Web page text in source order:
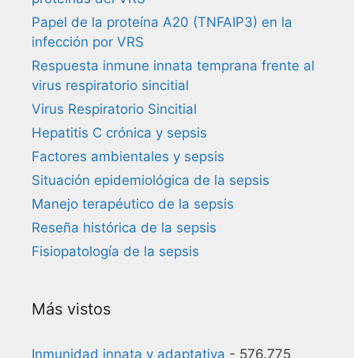
Papel de la proteína A20 (TNFAIP3) en la
infección por VRS
Respuesta inmune innata temprana frente al
virus respiratorio sincitial
Virus Respiratorio Sincitial
Hepatitis C crónica y sepsis
Factores ambientales y sepsis
Situación epidemiológica de la sepsis
Manejo terapéutico de la sepsis
Reseña histórica de la sepsis
Fisiopatología de la sepsis
Más vistos
Inmunidad innata y adaptativa - 576.775